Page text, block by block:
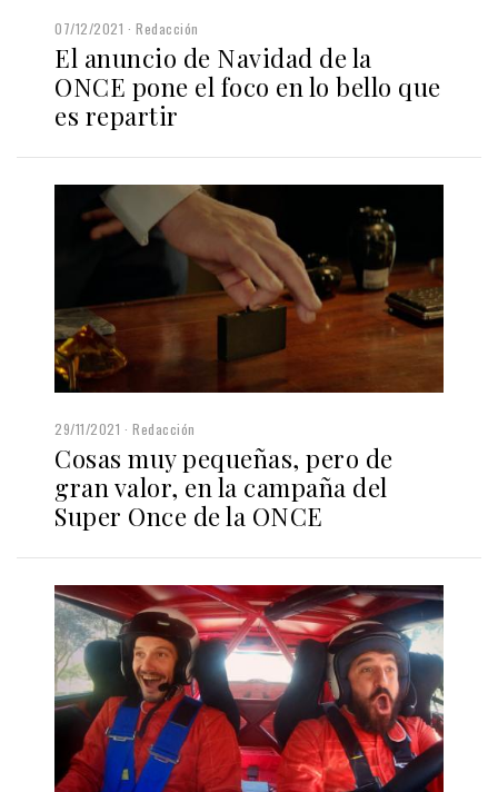
07/12/2021 Redacción
El anuncio de Navidad de la
ONCE pone el foco en lo bello que
es repartir
29/11/2021 Redacción
Cosas muy pequeñas, pero de
gran valor, en la campaña del
Super Once de la ONCE